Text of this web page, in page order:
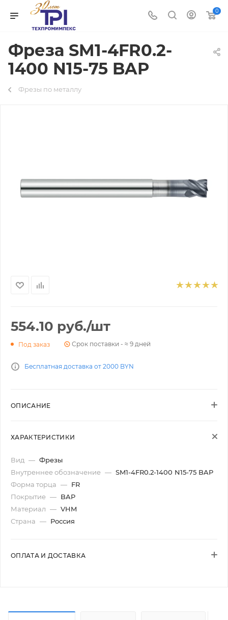
0
Фреза SM1-4FR0.2-
1400 N15-75 BAP
Фрезы по металлу
554.10 руб./шт
Под заказ Срок поставки - ≈ 9 дней
Бесплатная доставка от 2000 BYN
ОПИСАНИЕ
ХАРАКТЕРИСТИКИ
Вид — Фрезы
Внутреннее обозначение — SM1-4FR0.2-1400 N15-75 BAP
Форма торца — FR
Покрытие — BAP
Материал — VHM
Страна — Россия
ОПЛАТА И ДОСТАВКА